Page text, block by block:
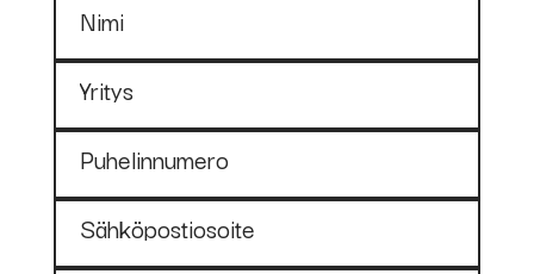
Nimi
Yritys
Puhelinnumero
Sähköpostiosoite